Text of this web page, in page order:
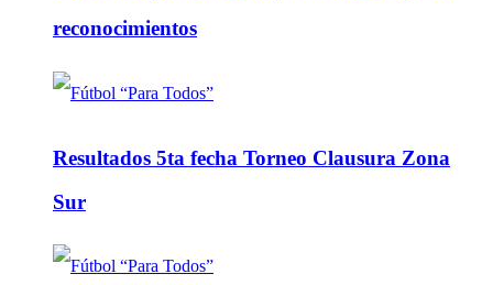
reconocimientos
Resultados 5ta fecha Torneo Clausura Zona
Sur